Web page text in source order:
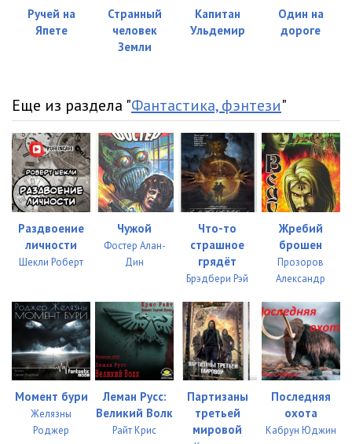
Ручей на
Япете
Странный
человек
Земли
Капитан
Ульдемир
Один на
дороге
Еще из раздела "Фантастика, фэнтези"
Раздвоение
личности
Шекли Роберт
Чужой
Фостер Алан-
Дин
Что-то
страшное
грядёт
Брэдбери Рэй
Жребий
брошен
Прозоров
Александр
Момент бури
Желязны
Роджер
Леман Русс:
Великий Волк
Райт Крис
Партизаны
третьей
мировой
Последняя
охота
Кабрун Юджин